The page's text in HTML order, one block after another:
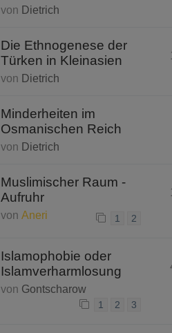
von Dietrich
Die Ethnogenese der
Türken in Kleinasien
von Dietrich
Minderheiten im
Osmanischen Reich
von Dietrich
Muslimischer Raum -
Aufruhr
von Aneri 1 2
Islamophobie oder
Islamverharmlosung
von Gontscharow
1 2 3